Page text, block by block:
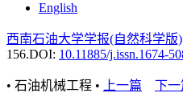
English
西南石油大学学报(自然科学版)
156.DOI: 10.11885/j.issn.1674-
• 石油机械工程 • 上一篇 下一